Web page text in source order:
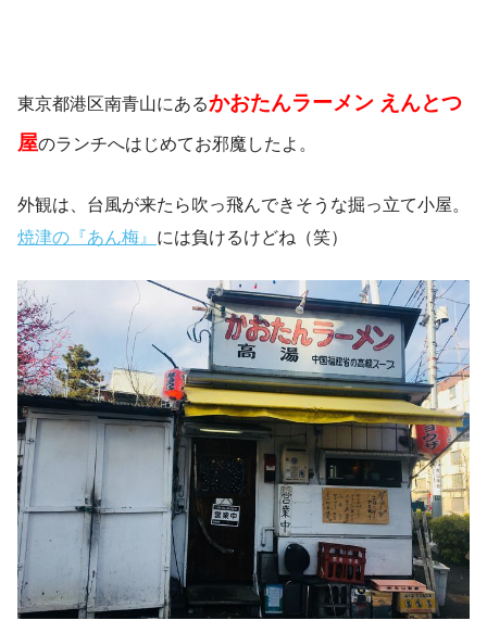
東京都港区南青山にあるかおたんラーメン えんとつ
屋のランチへはじめてお邪魔したよ。
外観は、台風が来たら吹っ飛んできそうな掘っ立て小屋。
焼津の『あん梅』 には負けるけどね（笑）